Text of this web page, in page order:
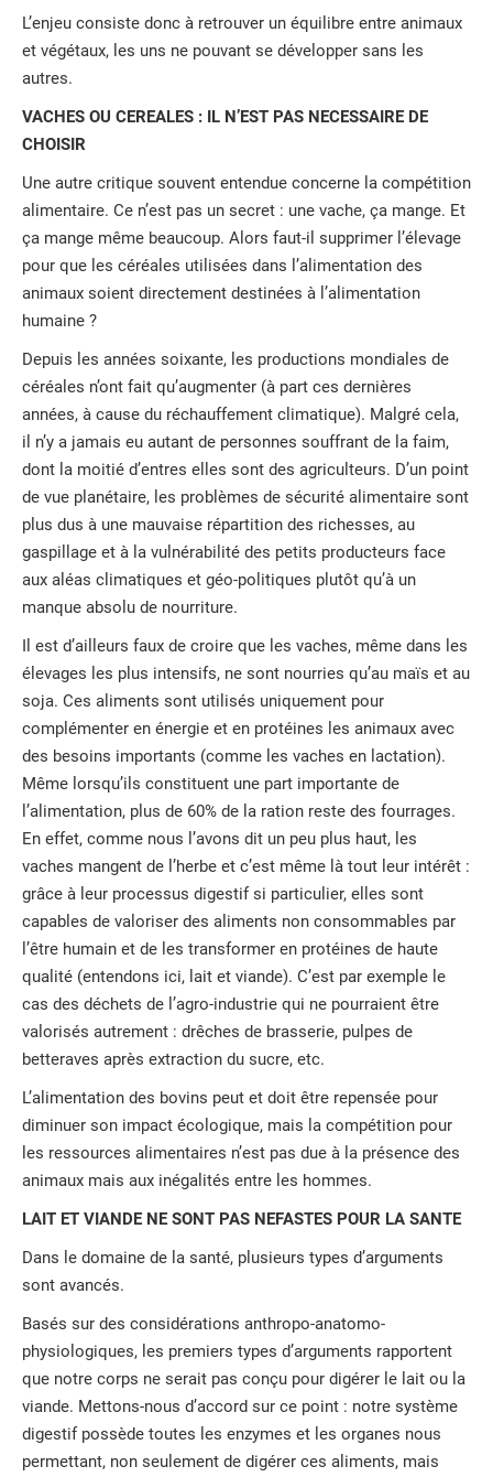
L’enjeu consiste donc à retrouver un équilibre entre animaux
et végétaux, les uns ne pouvant se développer sans les
autres.
VACHES OU CEREALES : IL N’EST PAS NECESSAIRE DE
CHOISIR
Une autre critique souvent entendue concerne la compétition
alimentaire. Ce n’est pas un secret : une vache, ça mange. Et
ça mange même beaucoup. Alors faut-il supprimer l’élevage
pour que les céréales utilisées dans l’alimentation des
animaux soient directement destinées à l’alimentation
humaine ?
Depuis les années soixante, les productions mondiales de
céréales n’ont fait qu’augmenter (à part ces dernières
années, à cause du réchauffement climatique). Malgré cela,
il n’y a jamais eu autant de personnes souffrant de la faim,
dont la moitié d’entres elles sont des agriculteurs. D’un point
de vue planétaire, les problèmes de sécurité alimentaire sont
plus dus à une mauvaise répartition des richesses, au
gaspillage et à la vulnérabilité des petits producteurs face
aux aléas climatiques et géo-politiques plutôt qu’à un
manque absolu de nourriture.
Il est d’ailleurs faux de croire que les vaches, même dans les
élevages les plus intensifs, ne sont nourries qu’au maïs et au
soja. Ces aliments sont utilisés uniquement pour
complémenter en énergie et en protéines les animaux avec
des besoins importants (comme les vaches en lactation).
Même lorsqu’ils constituent une part importante de
l’alimentation, plus de 60% de la ration reste des fourrages.
En effet, comme nous l’avons dit un peu plus haut, les
vaches mangent de l’herbe et c’est même là tout leur intérêt :
grâce à leur processus digestif si particulier, elles sont
capables de valoriser des aliments non consommables par
l’être humain et de les transformer en protéines de haute
qualité (entendons ici, lait et viande). C’est par exemple le
cas des déchets de l’agro-industrie qui ne pourraient être
valorisés autrement : drêches de brasserie, pulpes de
betteraves après extraction du sucre, etc.
L’alimentation des bovins peut et doit être repensée pour
diminuer son impact écologique, mais la compétition pour
les ressources alimentaires n’est pas due à la présence des
animaux mais aux inégalités entre les hommes.
LAIT ET VIANDE NE SONT PAS NEFASTES POUR LA SANTE
Dans le domaine de la santé, plusieurs types d’arguments
sont avancés.
Basés sur des considérations anthropo-anatomo-
physiologiques, les premiers types d’arguments rapportent
que notre corps ne serait pas conçu pour digérer le lait ou la
viande. Mettons-nous d’accord sur ce point : notre système
digestif possède toutes les enzymes et les organes nous
permettant, non seulement de digérer ces aliments, mais